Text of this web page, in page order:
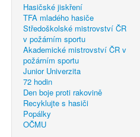
Hasičské jiskření
TFA mladého hasiče
Středoškolské mistrovství ČR
v požárním sportu
Akademické mistrovství ČR v
požárním sportu
Junior Univerzita
72 hodin
Den boje proti rakovině
Recyklujte s hasiči
Popálky
OČMU